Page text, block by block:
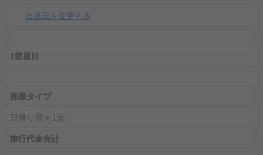
出発日を変更する
1部屋目
部屋タイプ
日帰り用 × 1室
旅行代金合計